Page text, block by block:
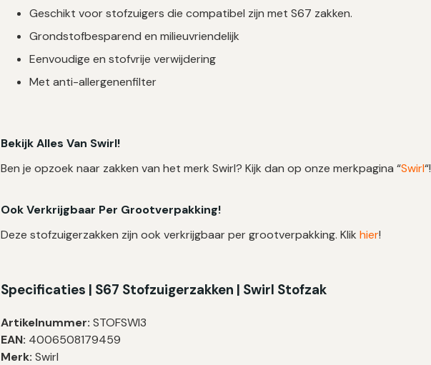
Geschikt voor stofzuigers die compatibel zijn met S67 zakken.
Grondstofbesparend en milieuvriendelijk
Eenvoudige en stofvrije verwijdering
Met anti-allergenenfilter
Bekijk Alles Van Swirl!
Ben je opzoek naar zakken van het merk Swirl? Kijk dan op onze merkpagina “Swirl“!
Ook Verkrijgbaar Per Grootverpakking!
Deze stofzuigerzakken zijn ook verkrijgbaar per grootverpakking. Klikhier!
Specificaties | S67 Stofzuigerzakken | Swirl Stofzak
Artikelnummer:STOFSWI3
EAN: 4006508179459
Merk: Swirl